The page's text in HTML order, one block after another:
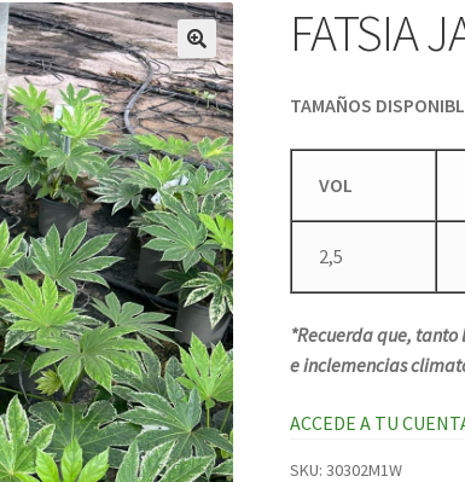
FATSIA
TAMAÑOS
VOL
2,5
*Recuerda que,
e inclemencias
ACCEDE A TU
SKU: 30302M1W